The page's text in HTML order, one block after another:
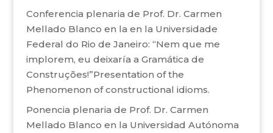
Conferencia plenaria de Prof. Dr. Carmen
Mellado Blanco en la en la Universidade
Federal do Rio de Janeiro: “Nem que me
implorem, eu deixaría a Gramática de
Construções!”Presentation of the
Phenomenon of constructional idioms.
Ponencia plenaria de Prof. Dr. Carmen
Mellado Blanco en la Universidad Autónoma